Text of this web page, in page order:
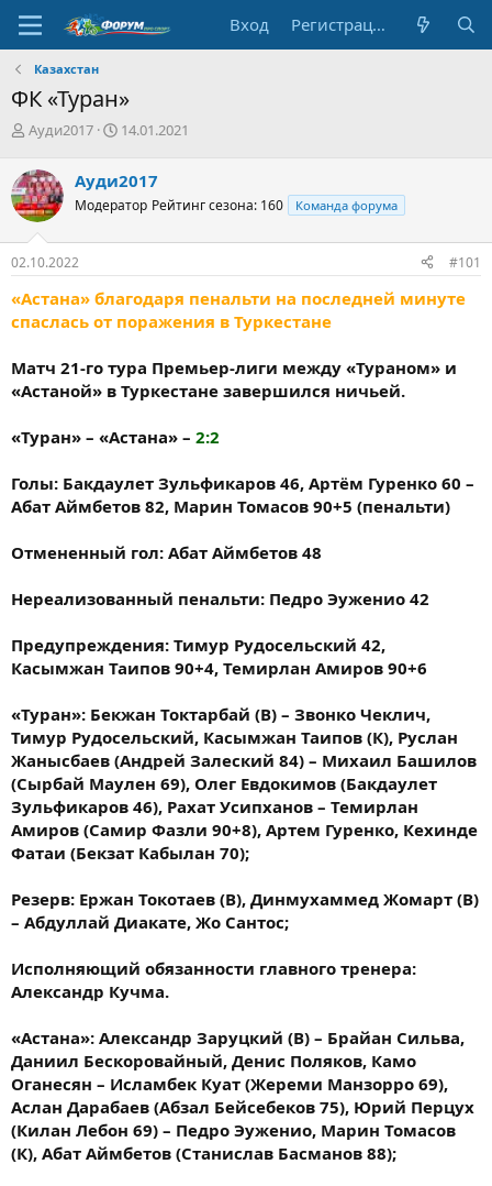
Вход Регистрация
Казахстан
ФК «Туран»
А
т
о
р
т
е
м
Ауди2017
Д
а
н
ч
а
14.01.2021
Ауди2017
Модератор Рейтинг сезона: 160 Команда форума
02.10.2022 #101
«Астана» благодаря пенальти на последней минуте
спаслась от поражения в Туркестане
Матч 21-го тура Премьер-лиги между «Тураном» и
«Астаной» в Туркестане завершился ничьей.
«Туран» – «Астана» – 2:2
Голы: Бакдаулет Зульфикаров 46, Артём Гуренко 60 –
Абат Аймбетов 82, Марин Томасов 90+5 (пенальти)
Отмененный гол: Абат Аймбетов 48
Нереализованный пенальти: Педро Эуженио 42
Предупреждения: Тимур Рудосельский 42,
Касымжан Таипов 90+4, Темирлан Амиров 90+6
«Туран»: Бекжан Токтарбай (В) – Звонко Чеклич,
Тимур Рудосельский, Касымжан Таипов (К), Руслан
Жанысбаев (Андрей Залеский 84) – Михаил Башилов
(Сырбай Маулен 69), Олег Евдокимов (Бакдаулет
Зульфикаров 46), Рахат Усипханов – Темирлан
Амиров (Самир Фазли 90+8), Артем Гуренко, Кехинде
Фатаи (Бекзат Кабылан 70);
Резерв: Ержан Токотаев (В), Динмухаммед Жомарт (В)
– Абдуллай Диакате, Жо Сантос;
Исполняющий обязанности главного тренера:
Александр Кучма.
«Астана»: Александр Заруцкий (В) – Брайан Сильва,
Даниил Бескоровайный, Денис Поляков, Камо
Оганесян – Исламбек Куат (Жереми Манзорро 69),
Аслан Дарабаев (Абзал Бейсебеков 75), Юрий Перцух
(Килан Лебон 69) – Педро Эуженио, Марин Томасов
(К), Абат Аймбетов (Станислав Басманов 88);